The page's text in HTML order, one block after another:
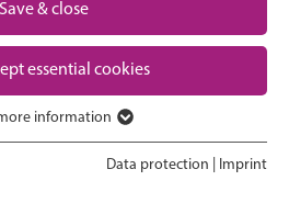
intensiva
Partner
Contact
Save & close
essential cookies
für grundlegende Funktionen der
ist gewährleistet, dass die Webseite
information
Data protection Imprint